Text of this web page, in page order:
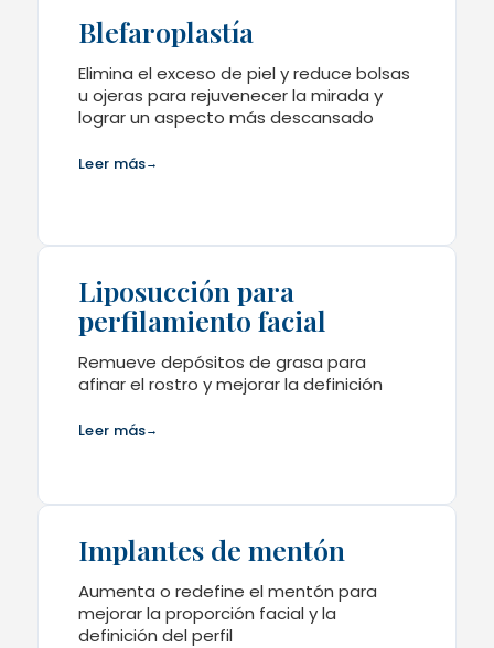
Blefaroplastía
Elimina el exceso de piel y reduce bolsas
u ojeras para rejuvenecer la mirada y
lograr un aspecto más descansado
Leer más→
Liposucción para
perfilamiento facial
Remueve depósitos de grasa para
afinar el rostro y mejorar la definición
Leer más→
Implantes de mentón
Aumenta o redefine el mentón para
mejorar la proporción facial y la
definición del perfil